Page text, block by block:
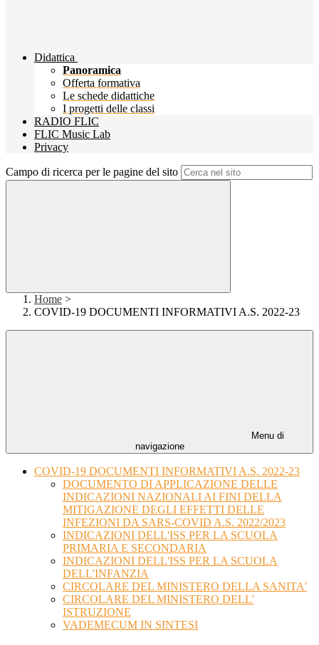
Didattica
Panoramica
Offerta formativa
Le schede didattiche
I progetti delle classi
RADIO FLIC
FLIC Music Lab
Privacy
Campo di ricerca per le pagine del sito
Home >
COVID-19 DOCUMENTI INFORMATIVI A.S. 2022-23
Menu di
navigazione
COVID-19 DOCUMENTI INFORMATIVI A.S. 2022-23
DOCUMENTO DI APPLICAZIONE DELLE
INDICAZIONI NAZIONALI AI FINI DELLA
MITIGAZIONE DEGLI EFFETTI DELLE
INFEZIONI DA SARS-COVID A.S. 2022/2023
INDICAZIONI DELL'ISS PER LA SCUOLA
PRIMARIA E SECONDARIA
INDICAZIONI DELL'ISS PER LA SCUOLA
DELL'INFANZIA
CIRCOLARE DEL MINISTERO DELLA SANITA'
CIRCOLARE DEL MINISTERO DELL'
ISTRUZIONE
VADEMECUM IN SINTESI